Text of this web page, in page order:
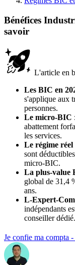
Bénéfices
savoir
L'article en
Les BIC en
s'applique aux
personnes.
Le micro-BIC
abattement
les services.
Le régime
sont
micro-BIC.
La plus-value
global de 31,4
ans.
L-Expert-
indépendants
conseiller dédié.
Je confie ma compta